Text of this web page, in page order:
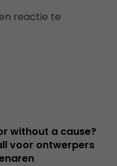
reactie te
without a cause?
voor ontwerpers